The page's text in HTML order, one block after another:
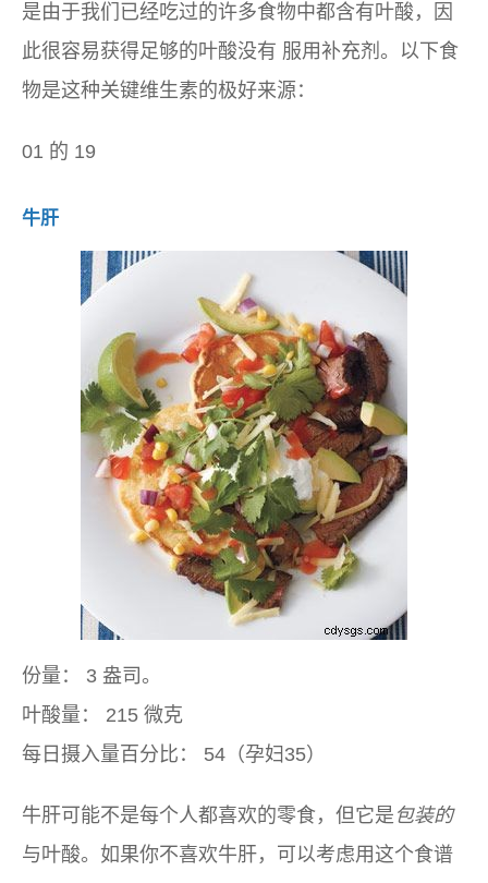
是由于我们已经吃过的许多食物中都含有叶酸，因
此很容易获得足够的叶酸没有 服用补充剂。以下食
物是这种关键维生素的极好来源：
01 的 19
牛肝
份量：
3 盎司。
叶酸量：
215 微克
每日摄入量百分比：
54（孕妇35）
牛肝可能不是每个人都喜欢的零食，但它是 包装的
与叶酸。如果你不喜欢牛肝，可以考虑用这个食谱